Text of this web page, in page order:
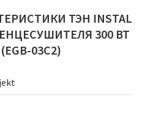
ТЭН INSTAL
300 ВТ
03C2)